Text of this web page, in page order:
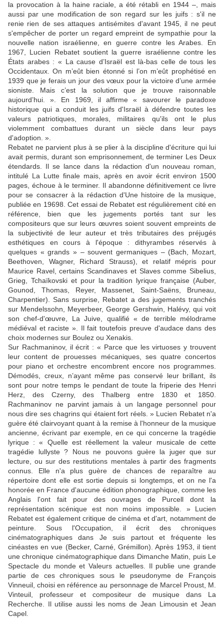
la provocation à la haine raciale, a été rétabli en 1944 –, mais
aussi par une modification de son regard sur les juifs : s'il ne
renie rien de ses attaques antisémites d'avant 1945, il ne peut
s'empêcher de porter un regard empreint de sympathie pour la
nouvelle nation israélienne, en guerre contre les Arabes. En
1967, Lucien Rebatet soutient la guerre israélienne contre les
États arabes : « La cause d’Israël est là-bas celle de tous les
Occidentaux. On m’eût bien étonné si l’on m’eût prophétisé en
1939 que je ferais un jour des vœux pour la victoire d’une armée
sioniste. Mais c’est la solution que je trouve raisonnable
aujourd’hui. ». En 1969, il affirme « savourer le paradoxe
historique qui a conduit les juifs d'Israël à défendre toutes les
valeurs patriotiques, morales, militaires qu'ils ont le plus
violemment combattues durant un siècle dans leur pays
d'adoption. ».
Rebatet ne parvient plus à se plier à la discipline d'écriture qui lui
avait permis, durant son emprisonnement, de terminer Les Deux
étendards. Il se lance dans la rédaction d'un nouveau roman,
intitulé La Lutte finale mais, après en avoir écrit environ 1500
pages, échoue à le terminer. Il abandonne définitivement ce livre
pour se consacrer à la rédaction d'Une histoire de la musique,
publiée en 19698. Cet essai de Rebatet est régulièrement cité en
référence, bien que les jugements portés tant sur les
compositeurs que sur leurs œuvres soient souvent empreints de
la subjectivité de leur auteur et très tributaires des préjugés
esthétiques en cours à l'époque : dithyrambes réservés à
quelques « grands » – souvent germaniques – (Bach, Mozart,
Beethoven, Wagner, Richard Strauss), et relatif mépris pour
Maurice Ravel, certains Scandinaves et Slaves comme Sibelius,
Grieg, Tchaïkovski et pour la tradition lyrique française (Auber,
Gounod, Thomas, Reyer, Massenet, Saint-Saëns, Bruneau,
Charpentier). Sans surprise, Rebatet a des jugements tranchés
sur Mendelssohn, Meyerbeer, George Gershwin, Halévy, qui voit
son chef-d'œuvre, La Juive, qualifié « de terrible mélodrame
médiéval et raciste ». Il fait toutefois preuve d'audace dans des
choix modernes sur Boulez ou Xenakis.
Sur Rachmaninov, il écrit : « Parce que les virtuoses y trouvent
leur content de prouesses mécaniques, ses quatre concertos
pour piano et orchestre encombrent encore nos programmes.
Démodés, creux, n’ayant même pas conservé leur brillant, ils
sont pour notre temps le pendant de toute la friperie des Henri
Herz, des Czerny, des Thalberg entre 1830 et 1850.
Rachmaninov ne parvint jamais à un langage personnel pour
nous dire ses chagrins qui étaient fort réels. » Lucien Rebatet n'a
guère été clairvoyant quant à la remise à l'honneur de la musique
ancienne, écrivant par exemple, en ce qui concerne la tragédie
lyrique : « Quelle est réellement la valeur musicale de cette
tragédie lullyste ? Nous ne pouvons guère la juger que sur
lecture, ou sur des restitutions mentales à partir des fragments
connus. Elle n'a plus guère de chances de reparaître au
répertoire dont elle est sortie depuis si longtemps, et on ne l'a
honorée en France d'aucune édition phonographique, comme les
Anglais l'ont fait pour des ouvrages de Purcell dont la
représentation scénique est non moins impossible. » Lucien
Rebatet est également critique de cinéma et d'art, notamment de
peinture. Sous l'Occupation, il écrit des chroniques
cinématographiques dans Je suis partout et fréquente les
cinéastes en vue (Becker, Carné, Grémillon). Après 1953, il tient
une chronique cinématographique dans Dimanche Matin, puis Le
Spectacle du monde et Valeurs actuelles. Il publie une grande
partie de ces chroniques sous le pseudonyme de François
Vinneuil, choisi en référence au personnage de Marcel Proust, M.
Vinteuil, professeur et compositeur de musique dans La
Recherche. Il utilise aussi les noms de Jean Limousin et Jean
Capel.